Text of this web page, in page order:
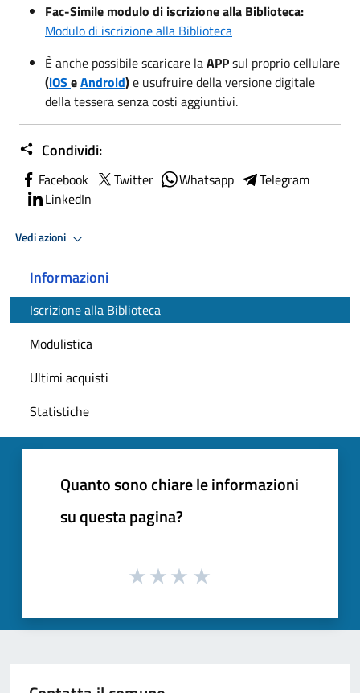
Fac-Simile modulo di iscrizione alla Biblioteca:
Modulo di iscrizione alla Biblioteca
È anche possibile scaricare laAPPsul proprio cellulare
(iOS eAndroid)e usufruire della versione digitale
della tessera senza costi aggiuntivi.
Condividi:
Facebook Twitter Whatsapp
Telegram
LinkedIn
Vedi azioni
Informazioni
Iscrizione alla Biblioteca
Modulistica
Ultimi acquisti
Statistiche
Quanto sono chiare le informazioni
su questa pagina?